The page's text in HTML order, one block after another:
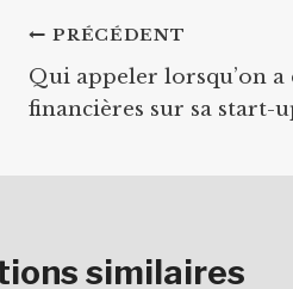
Navigation
de
PRÉCÉDENT
Qui appeler lorsqu’on a
financières sur sa start-
similaires